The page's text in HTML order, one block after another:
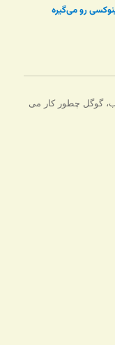
رو می‌گیره
،گوگل چطور کار می